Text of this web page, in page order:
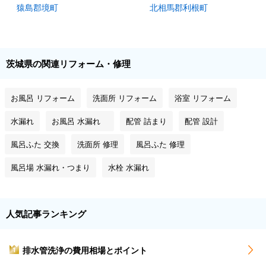
猿島郡境町 北相馬郡利根町
茨城県の関連リフォーム・修理
お風呂 リフォーム 洗面所 リフォーム 浴室 リフォーム
水漏れ お風呂 水漏れ 配管 詰まり 配管 設計
風呂ふた 交換 洗面所 修理 風呂ふた 修理
風呂場 水漏れ・つまり 水栓 水漏れ
人気記事ランキング
1 排水管洗浄の費用相場とポイント